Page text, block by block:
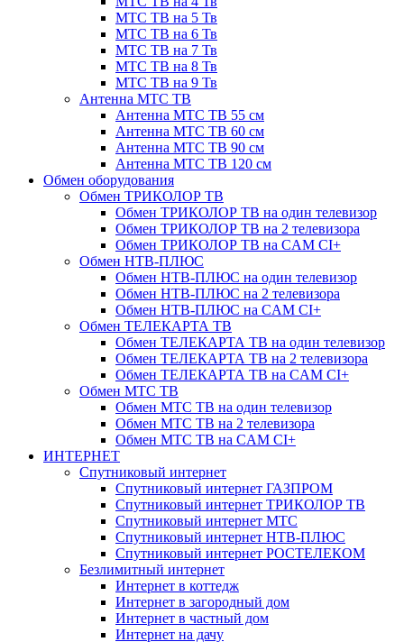
МТС ТВ на 5 Тв
МТС ТВ на 6 Тв
МТС ТВ на 7 Тв
МТС ТВ на 8 Тв
МТС ТВ на 9 Тв
Антенна МТС ТВ
Антенна МТС ТВ 55 см
Антенна МТС ТВ 60 см
Антенна МТС ТВ 90 см
Антенна МТС ТВ 120 см
Обмен оборудования
Обмен ТРИКОЛОР ТВ
Обмен ТРИКОЛОР ТВ на один телевизор
Обмен ТРИКОЛОР ТВ на 2 телевизора
Обмен ТРИКОЛОР ТВ на CAM CI+
Обмен НТВ-ПЛЮС
Обмен НТВ-ПЛЮС на один телевизор
Обмен НТВ-ПЛЮС на 2 телевизора
Обмен НТВ-ПЛЮС на CAM CI+
Обмен ТЕЛЕКАРТА ТВ
Обмен ТЕЛЕКАРТА ТВ на один телевизор
Обмен ТЕЛЕКАРТА ТВ на 2 телевизора
Обмен ТЕЛЕКАРТА ТВ на CAM CI+
Обмен МТС ТВ
Обмен МТС ТВ на один телевизор
Обмен МТС ТВ на 2 телевизора
Обмен МТС ТВ на CAM CI+
ИНТЕРНЕТ
Спутниковый интернет
Спутниковый интернет ГАЗПРОМ
Спутниковый интернет ТРИКОЛОР ТВ
Спутниковый интернет МТС
Спутниковый интернет НТВ-ПЛЮС
Спутниковый интернет РОСТЕЛЕКОМ
Безлимитный интернет
Интернет в коттедж
Интернет в загородный дом
Интернет в частный дом
Интернет на дачу